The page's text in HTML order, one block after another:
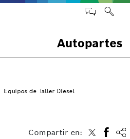
Autopartes
Equipos de Taller Diesel
Compartir en: